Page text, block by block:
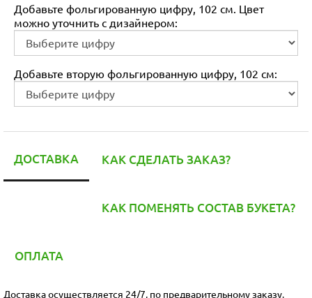
Добавьте фольгированную цифру, 102 см. Цвет
можно уточнить с дизайнером:
Добавьте вторую фольгированную цифру, 102 см:
ДОСТАВКА КАК СДЕЛАТЬ ЗАКАЗ?
КАК ПОМЕНЯТЬ СОСТАВ БУКЕТА?
ОПЛАТА
Доставка осуществляется 24/7, по предварительному заказу.